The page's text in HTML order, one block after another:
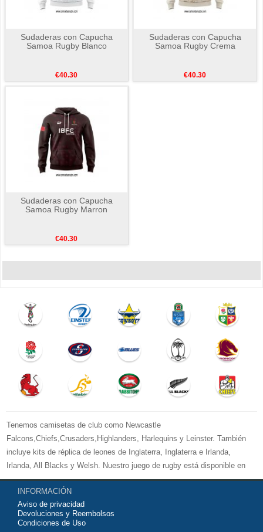
Sudaderas con Capucha
Samoa Rugby Blanco
€40.30
Sudaderas con Capucha
Samoa Rugby Crema
€40.30
Sudaderas con Capucha
Samoa Rugby Marron
€40.30
Tenemos camisetas de club como Newcastle
Falcons,Chiefs,Crusaders,Highlanders, Harlequins y Leinster. También
incluye kits de réplica de leones de Inglaterra, Inglaterra e Irlanda,
Irlanda, All Blacks y Welsh. Nuestro juego de rugby está disponible en
versiones para mujeres, hombres y niños. Bienvenido a comprar su
camiseta de rugby 2026 baratas
equipo de club favorito o equipo nacional.
INFORMACIÓN
Aviso de privacidad
Devoluciones y Reembolsos
Condiciones de Uso